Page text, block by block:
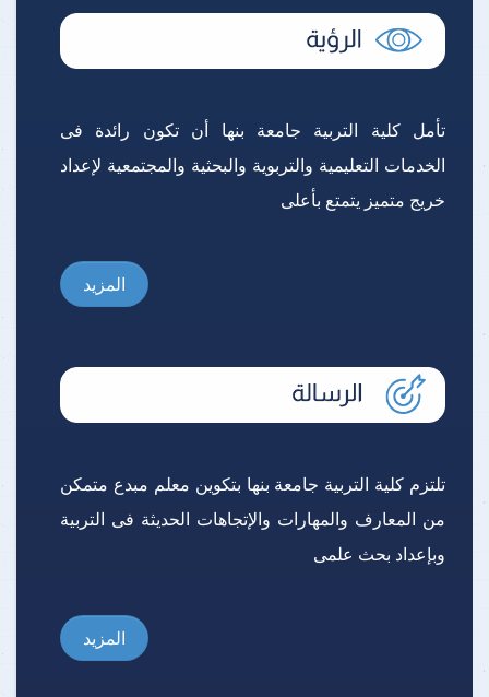
تأمل كلية التربية جامعة بنها أن تكون رائدة فى
الخدمات التعليمية والتربوية والبحثية والمجتمعية لإعداد
خريج متميز يتمتع بأعلى
المزيد
تلتزم كلية التربية جامعة بنها بتكوين معلم مبدع متمكن
من المعارف والمهارات والإتجاهات الحديثة فى التربية
وبإعداد بحث علمى
المزيد